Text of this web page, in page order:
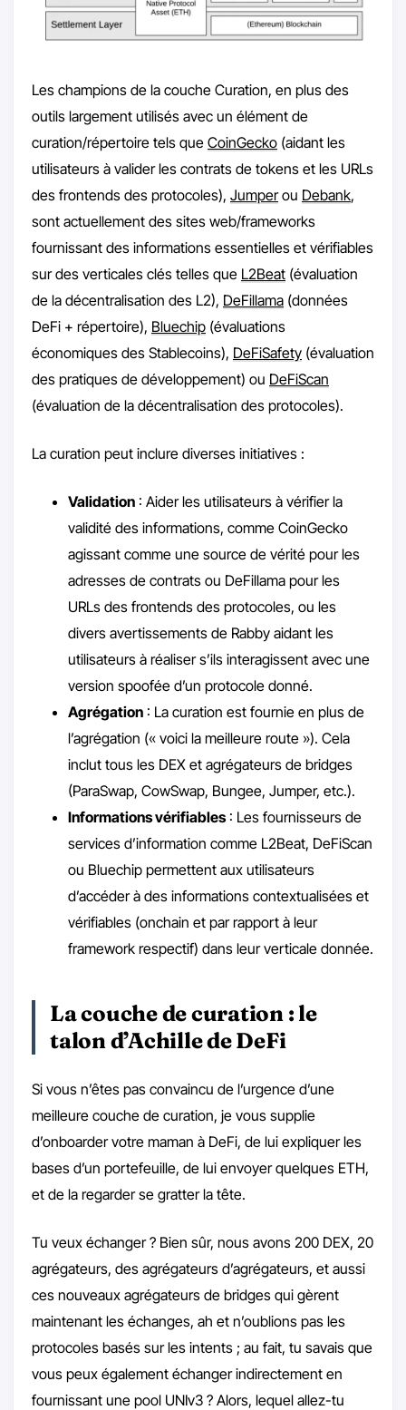
Les champions de la couche Curation, en plus des
outils largement utilisés avec un élément de
curation/répertoire tels que CoinGecko (aidant les
utilisateurs à valider les contrats de tokens et les URLs
des frontends des protocoles), Jumperou Debank,
sont actuellement des sites web/frameworks
fournissant des informations essentielles et vérifiables
sur des verticales clés telles que L2Beat (évaluation
de la décentralisation des L2), DeFillama (données
DeFi + répertoire), Bluechip (évaluations
économiques des Stablecoins), DeFiSafety (évaluation
des pratiques de développement) ou DeFiScan
(évaluation de la décentralisation des protocoles).
La curation peut inclure diverses initiatives :
Validation : Aider les utilisateurs à vérifier la
validité des informations, comme CoinGecko
agissant comme une source de vérité pour les
adresses de contrats ou DeFillama pour les
URLs des frontends des protocoles, ou les
divers avertissements de Rabby aidant les
utilisateurs à réaliser s’ils interagissent avec une
version spoofée d’un protocole donné.
Agrégation : La curation est fournie en plus de
l’agrégation (« voici la meilleure route »). Cela
inclut tous les DEX et agrégateurs de bridges
(ParaSwap, CowSwap, Bungee, Jumper, etc.).
Informations vérifiables: Les fournisseurs de
services d’information comme L2Beat, DeFiScan
ou Bluechip permettent aux utilisateurs
d’accéder à des informations contextualisées et
vérifiables (onchain et par rapport à leur
framework respectif) dans leur verticale donnée.
La couche de curation : le
talon d’Achille de DeFi
Si vous n’êtes pas convaincu de l’urgence d’une
meilleure couche de curation, je vous supplie
d’onboarder votre maman à DeFi, de lui expliquer les
bases d’un portefeuille, de lui envoyer quelques ETH,
et de la regarder se gratter la tête.
Tu veux échanger ? Bien sûr, nous avons 200 DEX, 20
agrégateurs, des agrégateurs d’agrégateurs, et aussi
ces nouveaux agrégateurs de bridges qui gèrent
maintenant les échanges, ah et n’oublions pas les
protocoles basés sur les intents ; au fait, tu savais que
vous peux également échanger indirectement en
fournissant une pool UNIv3 ? Alors, lequel allez-tu